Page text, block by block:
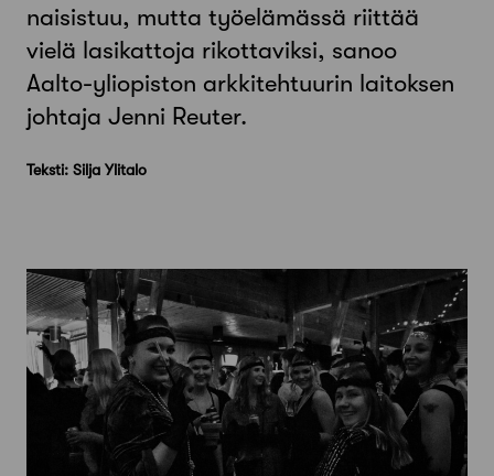
naisistuu, mutta työelämässä riittää
vielä lasikattoja rikottaviksi, sanoo
Aalto-yliopiston arkkitehtuurin laitoksen
johtaja Jenni Reuter.
Teksti: Silja Ylitalo